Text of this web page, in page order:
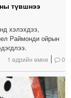
түвшнээ
хэлэхдээ,
Раймонди ойрын
1 өдрийн өмнө 0